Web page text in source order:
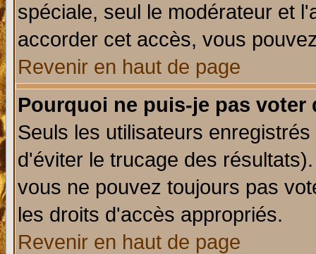
spéciale, seul le modérateur et
accorder cet accès, vous
Revenir en haut de page
Pourquoi ne puis-je pas voter
Seuls les utilisateurs
d'éviter le trucage des
vous ne pouvez toujours pas
les droits d'accès appropriés.
Revenir en haut de page